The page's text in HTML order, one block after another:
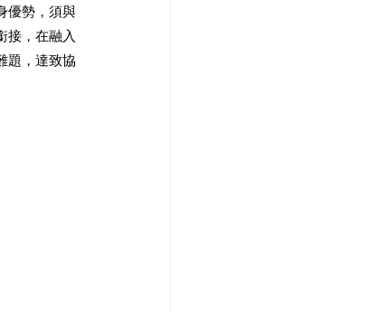
優勢，須與
接，在融入
題，達致協